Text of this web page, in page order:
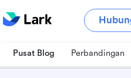
Pusat Blog Perbandingan